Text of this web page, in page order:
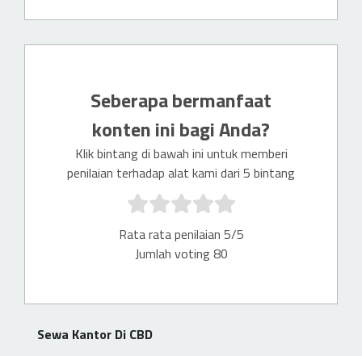
Seberapa bermanfaat
konten ini bagi Anda?
Klik bintang di bawah ini untuk memberi
penilaian terhadap alat kami dari 5 bintang
Rata rata penilaian 5/5
Jumlah voting 80
Sewa Kantor Di CBD